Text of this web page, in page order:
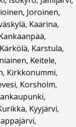
Joroinen,
Kaarina,
Karstula,
Keitele,
Kirkkonummi,
Korsholm,
Kyyjärvi,